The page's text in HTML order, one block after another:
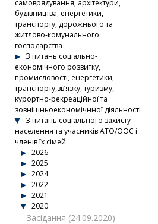
самоврядування, архітектури,
будівництва, енергетики,
транспорту, дорожнього та
житлово-комунального
господарства
З питань соціально-
економічного розвитку,
промисловості, енергетики,
транспорту,зв’язку, туризму,
курортно-рекреаційної та
зовнішньоекономічнної діяльності
З питань соціального захисту
населення та учасників АТО/ООС і
членів їх сімей
2026
2025
2024
2022
2021
2020
Засідання (24.09.2020)